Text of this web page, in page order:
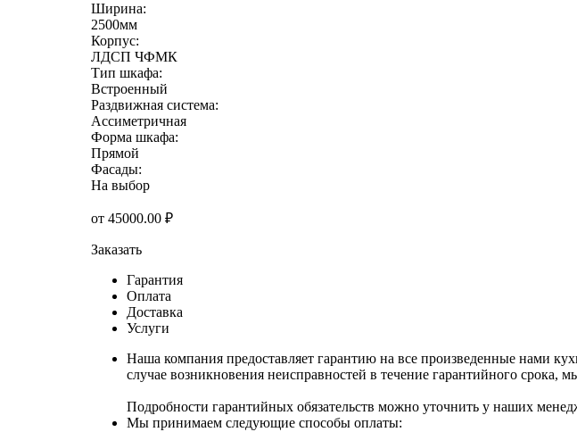
Ширина:
2500мм
Корпус:
ЛДСП ЧФМК
Тип шкафа:
Встроенный
Раздвижная система:
Ассиметричная
Форма шкафа:
Прямой
Фасады:
На выбор
от 45000.00 ₽
Заказать
Гарантия
Оплата
Доставка
Услуги
Наша компания предоставляет гарантию на все произведенные нами
случае возникновения неисправностей в течение гарантийного срока,
Подробности гарантийных обязательств можно уточнить у наших
Мы принимаем следующие способы оплаты: